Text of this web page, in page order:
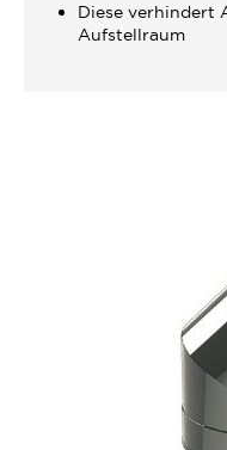
Diese verhindert
Aufstellraum